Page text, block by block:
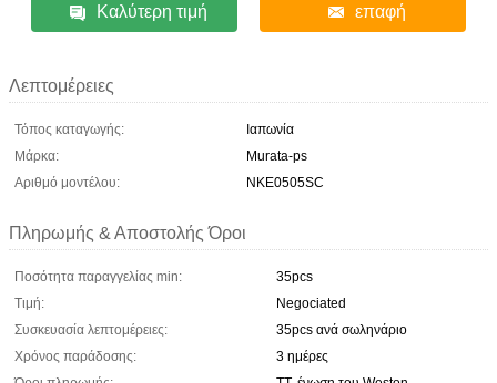
Καλύτερη τιμή επαφή
Λεπτομέρειες
Τόπος καταγωγής:
Ιαπωνία
Μάρκα:
Murata-ps
Αριθμό μοντέλου:
NKE0505SC
Πληρωμής & Αποστολής Όροι
Ποσότητα παραγγελίας min:
35pcs
Τιμή:
Negociated
Συσκευασία λεπτομέρειες:
35pcs ανά σωληνάριο
Χρόνος παράδοσης:
3 ημέρες